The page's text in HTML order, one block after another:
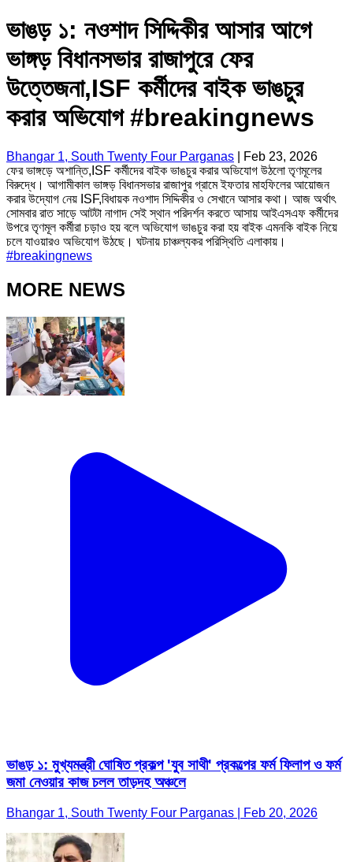
ভাঙড় ১: নওশাদ সিদ্দিকীর আসার আগে
ভাঙ্গড় বিধানসভার রাজাপুরে ফের
উত্তেজনা,ISF কর্মীদের বাইক ভাঙচুর
করার অভিযোগ #breakingnews
Bhangar 1, South Twenty Four Parganas
Feb 23, 2026
ফের ভাঙ্গড়ে অশান্তি,ISF কর্মীদের বাইক ভাঙচুর করার অভিযোগ উঠলো তৃণমূলের
বিরুদ্ধে। আগামীকাল ভাঙ্গড় বিধানসভার রাজাপুর গ্রামে ইফতার মাহফিলের আয়োজন
করার উদ্যোগ নেয় ISF,বিধায়ক নওশাদ সিদ্দিকীর ও সেখানে আসার কথা। আজ অর্থাৎ
সোমবার রাত সাড়ে আটটা নাগাদ সেই স্থান পরিদর্শন করতে আসায় আইএসএফ কর্মীদের
উপরে তৃণমূল কর্মীরা চড়াও হয় বলে অভিযোগ ভাঙচুর করা হয় বাইক এমনকি বাইক নিয়ে
চলে যাওয়ারও অভিযোগ উঠছে। ঘটনায় চাঞ্চল্যকর পরিস্থিতি এলাকায়।
#breakingnews
MORE NEWS
ভাঙড় ১: মুখ্যমন্ত্রী ঘোষিত প্রকল্প 'যুব সাথী' প্রকল্পের ফর্ম ফিলাপ ও ফর্ম
জমা নেওয়ার কাজ চলল তাড়দহ অঞ্চলে
Bhangar 1, South Twenty Four Parganas | Feb 20, 2026